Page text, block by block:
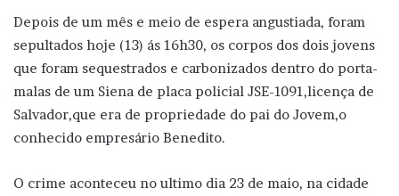
Depois de um mês e meio de espera angustiada, foram
sepultados hoje (13) ás 16h30, os corpos dos dois jovens
que foram sequestrados e carbonizados dentro do porta-
malas de um Siena de placa policial JSE-1091,licença de
Salvador,que era de propriedade do pai do Jovem,o
conhecido empresário Benedito.
O crime aconteceu no ultimo dia 23 de maio, na cidade